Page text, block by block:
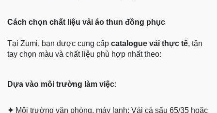
Cách chọn chất liệu vải áo thun đồng phục
Tại Zumi, bạn được cung cấp catalogue vải thực tế, tận
tay chọn màu và chất liệu phù hợp nhất theo:
Dựa vào môi trường làm việc:
✦ Môi trường văn phòng, máy lạnh: Vải cá sấu 65/35 hoặc